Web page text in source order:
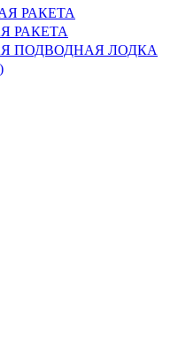
РАКЕТА
РАКЕТА
ПОДВОДНАЯ ЛОДКА